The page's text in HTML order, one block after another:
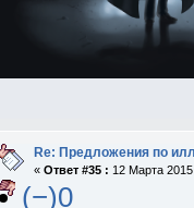
Re: Предложения по
« Ответ #35 : 12 Марта
(−)0